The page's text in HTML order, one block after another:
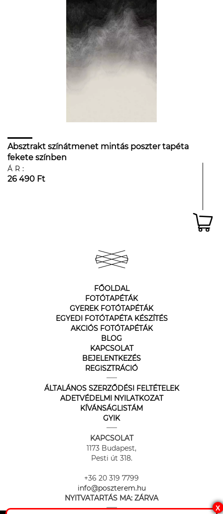
Absztrakt színátmenet mintás poszter tapéta
fekete színben
ÁR:
26 490 Ft
FŐOLDAL
FOTÓTAPÉTÁK
GYEREK FOTÓTAPÉTÁK
EGYEDI FOTÓTAPÉTA KÉSZÍTÉS
AKCIÓS FOTÓTAPÉTÁK
BLOG
KAPCSOLAT
BEJELENTKEZÉS
REGISZTRÁCIÓ
ÁLTALÁNOS SZERZŐDÉSI FELTÉTELEK
ADETVÉDELMI NYILATKOZAT
KÍVÁNSÁGLISTÁM
GYIK
KAPCSOLAT
1173 Budapest,
Pesti út 318.
+36 20 319 7799
info@poszterem.hu
NYITVATARTÁS MA: ZÁRVA
X